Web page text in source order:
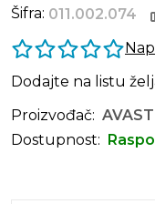
Šifra: 011.002.074
Dodajte na listu
Proizvođač: AVAST
Dostupnost: